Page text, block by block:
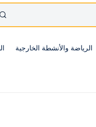
الرياضة والأنشطة الخارجية